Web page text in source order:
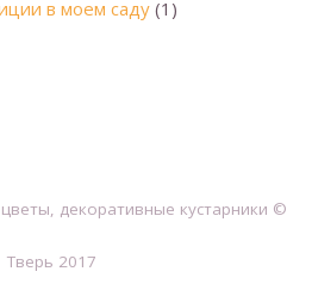
в моем саду (1)
декоративные кустарники ©
Тверь 2017